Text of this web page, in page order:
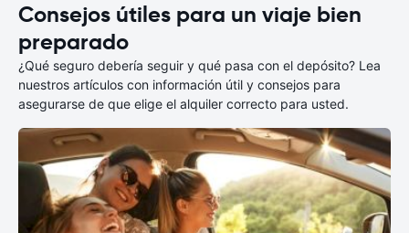
Consejos útiles para un viaje bien
preparado
¿Qué seguro debería seguir y qué pasa con el depósito? Lea
nuestros artículos con información útil y consejos para
asegurarse de que elige el alquiler correcto para usted.